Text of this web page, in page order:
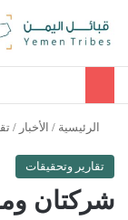
الرئيسية / الأخبار /
تقارير وتحقيقات
شركتان